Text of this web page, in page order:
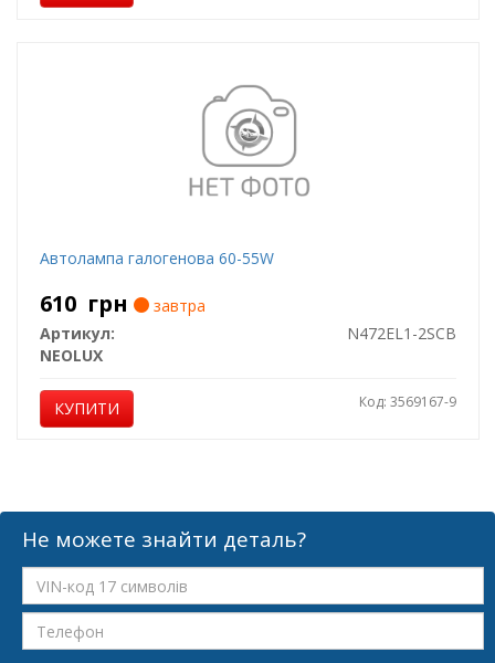
Автолампа галогенова 60-55W
610 грн
завтра
Артикул:
N472EL1-2SCB
NEOLUX
КУПИТИ Код: 3569167-9
Не можете знайти деталь?